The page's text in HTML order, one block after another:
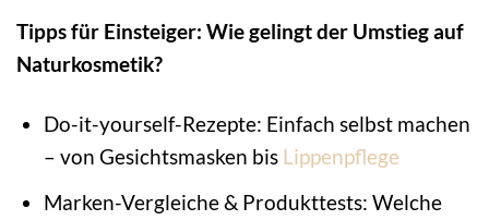
Tipps für Einsteiger: Wie gelingt der Umstieg auf
Naturkosmetik?
Do-it-yourself-Rezepte: Einfach selbst machen
– von Gesichtsmasken bis Lippenpflege
Marken-Vergleiche & Produkttests: Welche